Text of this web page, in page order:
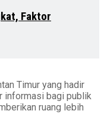
Faktor
Timur yang hadir
informasi bagi publik
ruang lebih